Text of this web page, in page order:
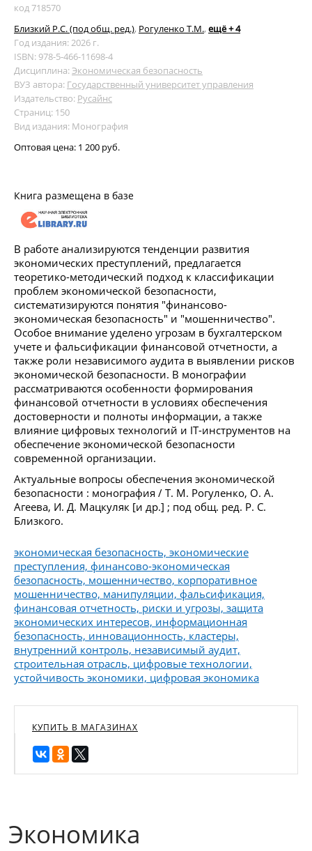
код 718570
Близкий Р.С. (под общ. ред.), Рогуленко Т.М., ещё + 4
Год издания: 2026 г.
ISBN: 978-5-466-11698-4
Дисциплина:Экономическая безопасность
ВУЗ автора: Государственный университет управления
Издательство: Русайнс
Страниц: 150
Вид издания: Монография
Оптовая цена: 1 200 руб.
Книга размещена в базе
В работе анализируются тенденции развития
экономических преступлений, предлагается
теоретико-методический подход к классификации
проблем экономической безопасности,
систематизируются понятия "финансово-
экономическая безопасность" и "мошенничество".
Особое внимание уделено угрозам в бухгалтерском
учете и фальсификации финансовой отчетности, а
также роли независимого аудита в выявлении рисков
экономической безопасности. В монографии
рассматриваются особенности формирования
финансовой отчетности в условиях обеспечения
достоверности и полноты информации, а также
влияние цифровых технологий и IT-инструментов на
обеспечение экономической безопасности
современной организации.
Актуальные вопросы обеспечения экономической
безопасности : монография / Т. М. Рогуленко, О. А.
Агеева, И. Д. Мацкуляк [и др.] ; под общ. ред. Р. С.
Близкого.
экономическая безопасность, экономические
преступления, финансово-экономическая
безопасность, мошенничество, корпоративное
мошенничество, манипуляции, фальсификация,
финансовая отчетность, риски и угрозы, защита
экономических интересов, информационная
безопасность, инновационность, кластеры,
внутренний контроль, независимый аудит,
строительная отрасль, цифровые технологии,
устойчивость экономики, цифровая экономика
КУПИТЬ В МАГАЗИНАХ
Экономика